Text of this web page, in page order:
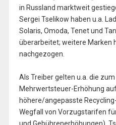
in Russland marktweit
Sergei Tselikow haben u.a.
Solaris, Omoda, Tenet und
überarbeitet; weitere Marken
nachgezogen.
Als Treiber gelten u.a. die
Mehrwertsteuer-Erhöhung
höhere/angepasste
Wegfall von Vorzugstarifen